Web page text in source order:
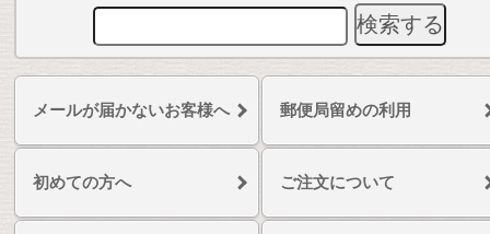
メールが届かないお客様へ 郵便局留めの利用
初めての方へ ご注文について